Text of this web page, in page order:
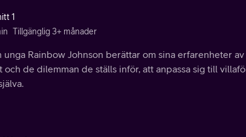
1
Tillgänglig 3+ månader
unga Rainbow Johnson berättar om sina erfarenheter
och de dilemman de ställs inför, att anpassa sig till